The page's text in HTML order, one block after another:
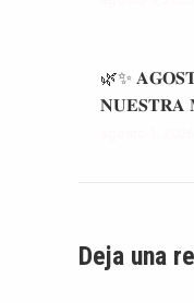
🌿✨
𝐍𝐔𝐄𝐒𝐓𝐑𝐀
Deja una